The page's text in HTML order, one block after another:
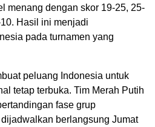
menang dengan skor 19-25, 25-
Hasil ini menjadi
pada turnamen yang
peluang Indonesia untuk
tetap terbuka. Tim Merah Putih
fase grup
berlangsung Jumat